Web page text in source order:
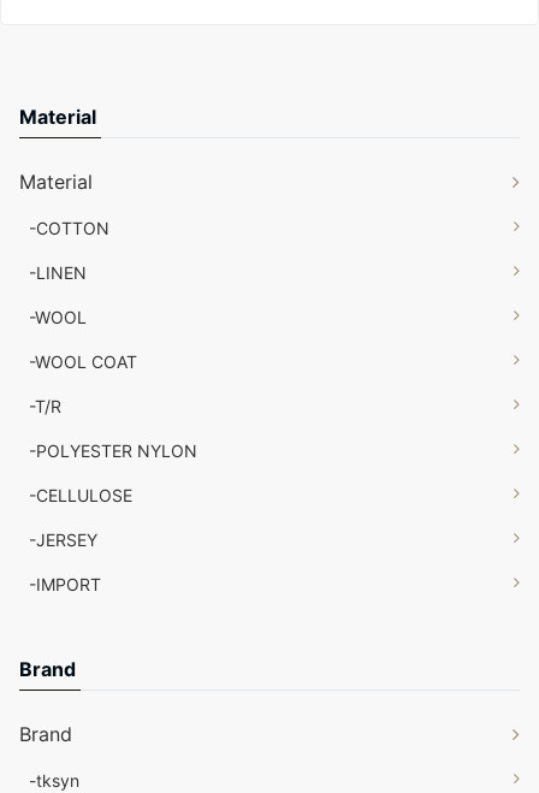
Material
Material
-COTTON
-LINEN
-WOOL
-WOOL COAT
-T/R
-POLYESTER NYLON
-CELLULOSE
-JERSEY
-IMPORT
Brand
Brand
-tksyn